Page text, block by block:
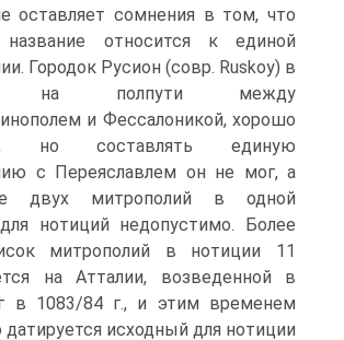
оставляет сомнения в том, что
относится к единой
Городок Русион (совр. Ruskoy) в
на полпути между
и Фессалоникой, хорошо
но составлять единую
с Переяславлем он не мог, а
двух митрополий в одной
нотиций недопустимо. Более
митрополий в нотиции 11
на Атталии, возведенной в
в 1083/84 г., и этим временем
исходный для нотиции